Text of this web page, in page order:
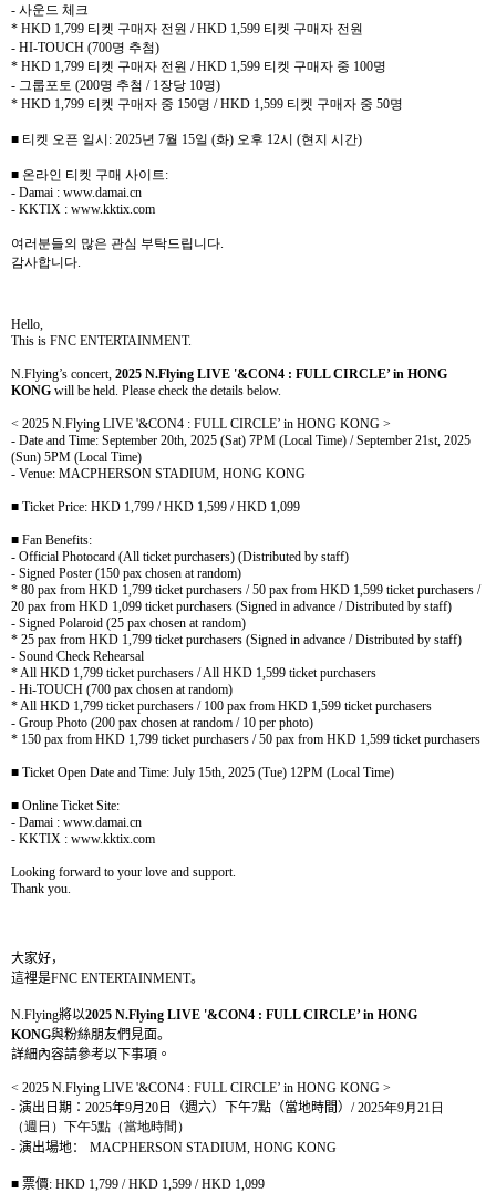
- 사운드 체크
* HKD 1,799 티켓 구매자 전원 / HKD 1,599 티켓 구매자 전원
- HI-TOUCH (700명 추첨)
* HKD 1,799 티켓 구매자 전원 / HKD 1,599 티켓 구매자 중 100명
- 그룹포토 (200명 추첨 / 1장당 10명)
* HKD 1,799 티켓 구매자 중 150명 / HKD 1,599 티켓 구매자 중 50명
■ 티켓 오픈 일시 : 2025년 7월 15일 (화) 오후 12시 (현지 시간)
■ 온라인 티켓 구매 사이트:
- Damai : www.damai.cn
- KKTIX : www.kktix.com
여러분들의 많은 관심 부탁드립니다.
감사합니다.
Hello,
This is FNC ENTERTAINMENT.
N.Flying’s concert, 2025 N.Flying LIVE '&CON4 : FULL CIRCLE’ in HONG
KONG will be held. Please check the details below.
< 2025 N.Flying LIVE '&CON4 : FULL CIRCLE’ in HONG KONG >
- Date and Time: September 20th, 2025 (Sat) 7PM (Local Time) / September 21st, 2025
(Sun) 5PM (Local Time)
- Venue: MACPHERSON STADIUM, HONG KONG
■ TicketPrice: HKD 1,799 / HKD 1,599 / HKD 1,099
■ Fan Benefits:
- Official Photocard (All ticket purchasers) (Distributed by staff)
- Signed Poster (150 pax chosen at random)
* 80 pax from HKD 1,799 ticket purchasers / 50 pax from HKD 1,599 ticket purchasers /
20 pax from HKD 1,099 ticket purchasers (Signed in advance / Distributed by staff)
- Signed Polaroid (25 pax chosen at random)
* 25 pax from HKD 1,799 ticket purchasers (Signed in advance / Distributed by staff)
- Sound Check Rehearsal
* All HKD 1,799 ticket purchasers / All HKD 1,599 ticket purchasers
- Hi-TOUCH (700 pax chosen at random)
* All HKD 1,799 ticket purchasers / 100 pax from HKD 1,599 ticket purchasers
- Group Photo (200 pax chosen at random / 10 per photo)
* 150 pax from HKD 1,799 ticket purchasers / 50 pax from HKD 1,599 ticket purchasers
■ Ticket Open Date and Time: July 15th, 2025 (Tue) 12PM (Local Time)
■ Online Ticket Site:
- Damai : www.damai.cn
- KKTIX : www.kktix.com
Looking forward to your love and support.
Thank you.
大家好，
這裡是FNC ENTERTAINMENT。
N.Flying將以2025 N.Flying LIVE '&CON4 : FULL CIRCLE’ in HONG
KONG與粉絲朋友們見面。
詳細內容請參考以下事項。
< 2025 N.Flying LIVE '&CON4 : FULL CIRCLE’ in HONG KONG >
- 演出日期： 2025年9月 20 日（週六）下午7點（當地時間） / 2025年9月 21日
（週日）下午5點（當地時間）
- 演出場地： MACPHERSON STADIUM, HONG KONG
■ 票價: HKD 1,799 / HKD 1,599 / HKD 1,099